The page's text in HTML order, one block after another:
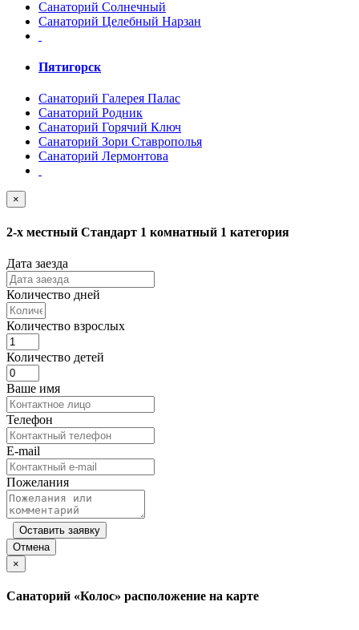
Санаторий Солнечный
Санаторий Целебный Нарзан
Пятигорск
Санаторий Галерея Палас
Санаторий Родник
Санаторий Горячий Ключ
Санаторий Зори Ставрополья
Санаторий Лермонтова
×
2-х местный Стандарт 1 комнатный 1 категория
Дата заезда
Количество дней
Количество взрослых
Количество детей
Ваше имя
Телефон
E-mail
Пожелания
Оставить заявку
Отмена
×
Санаторий «Колос» расположение на карте